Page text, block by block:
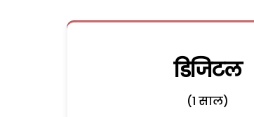
डिजिटल
(1 साल)